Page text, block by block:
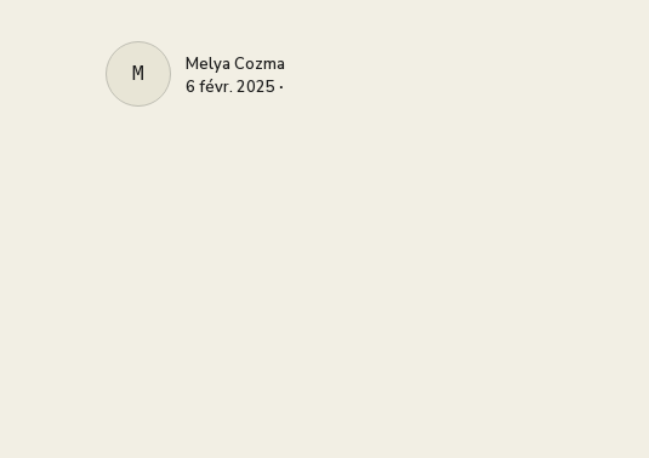
MELYA COZMA
Melya Cozma
6 févr. 2025 ∙